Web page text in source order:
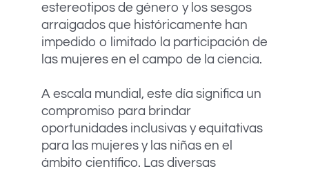
estereotipos de género y los sesgos
arraigados que históricamente han
impedido o limitado la participación de
las mujeres en el campo de la ciencia.
A escala mundial, este día significa un
compromiso para brindar
oportunidades inclusivas y equitativas
para las mujeres y las niñas en el
ámbito científico. Las diversas